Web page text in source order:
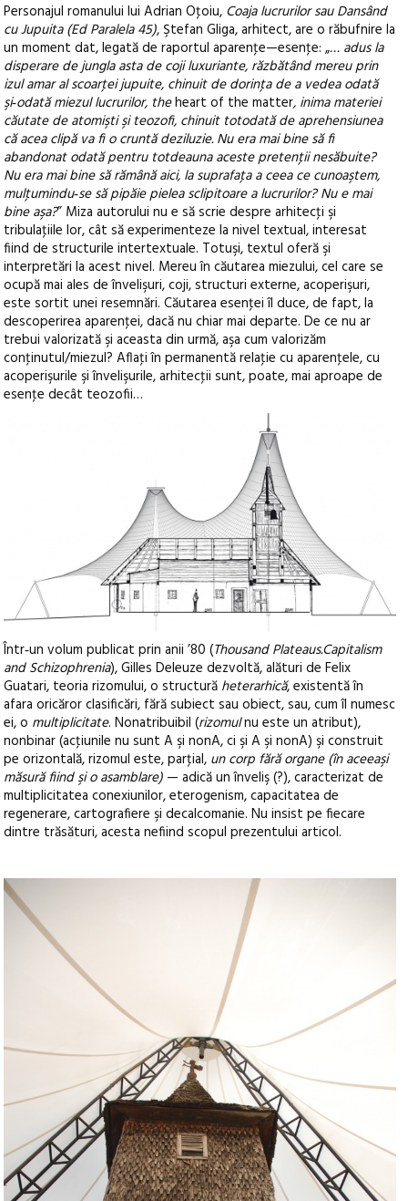
Personajul romanului lui Adrian Oţoiu, Coaja lucrurilor sau Dansând
cu Jupuita(Ed Paralela 45), Ştefan Gliga, arhitect, are o răbufnire la
un moment dat, legată de raportul aparenţe—esenţe: „… adus la
disperare de jungla asta de coji luxuriante, răzbătând mereu prin
izul amar al scoarţei jupuite, chinuit de dorinţa de a vedea odată
şi‑odată miezul lucrurilor, theheart of the matter, inima materiei
căutate de atomişti şi teozofi, chinuit totodată de aprehensiunea
că acea clipă va fi o cruntă deziluzie. Nu era mai bine să fi
abandonat odată pentru totdeauna aceste pretenţii nesăbuite?
Nu era mai bine să rămână aici, la suprafaţa a ceea ce cunoaştem,
mulţumindu‑se să pipăie pielea sclipitoare a lucrurilor? Nu e mai
bine aşa?” Miza autorului nu e să scrie despre arhitecţi şi
tribulaţiile lor, cât să experimenteze la nivel textual, interesat
fiind de structurile intertextuale. Totuşi, textul oferă şi
interpretări la acest nivel. Mereu în căutarea miezului, cel care se
ocupă mai ales de învelişuri, coji, structuri externe, acoperişuri,
este sortit unei resemnări. Căutarea esenţei îl duce, de fapt, la
descoperirea aparenţei, dacă nu chiar mai departe. De ce nu ar
trebui valorizată şi aceasta din urmă, aşa cum valorizăm
conţinutul/miezul? Aflaţi în permanentă relaţie cu aparenţele, cu
acoperişurile şi învelişurile, arhitecţii sunt, poate, mai aproape de
esenţe decât teozofii…
Într‑un volum publicat prin anii ’80 (Thousand Plateaus.Capitalism
and Schizophrenia), Gilles Deleuze dezvoltă, alături de Felix
Guatari, teoria rizomului, o structură heterarhică, existentă în
afara oricăror clasificări, fără subiect sau obiect, sau, cum îl numesc
ei, o multiplicitate. Nonatribuibil (rizomulnu este un atribut),
nonbinar (acţiunile nu sunt A şi nonA, ci şi A şi nonA) şi construit
pe orizontală, rizomul este, parţial, un corp fără organe (în aceeaşi
măsură fiind şi o asamblare) — adică un înveliş (?), caracterizat de
multiplicitatea conexiunilor, eterogenism, capacitatea de
regenerare, cartografiere şi decalcomanie. Nu insist pe fiecare
dintre trăsături, acesta nefiind scopul prezentului articol.